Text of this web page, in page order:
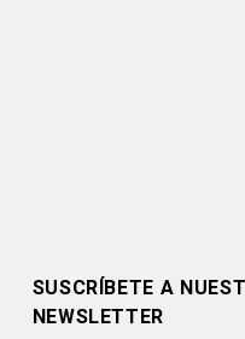
SUSCRÍBETE A
NEWSLETTER